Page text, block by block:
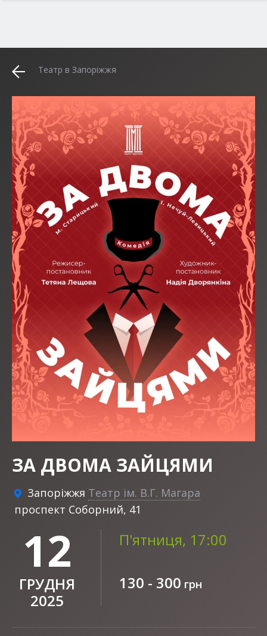
Театр в Запоріжжя
ЗА ДВОМА ЗАЙЦЯМИ
Запоріжжя Театр ім. В.Г. Магара
проспект Соборний, 41
12
ГРУДНЯ
2025
П'ятниця, 17:00
130 - 300 грн